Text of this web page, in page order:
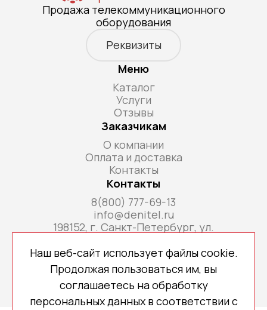
Продажа телекоммуникационного
оборудования
Реквизиты
Меню
Каталог
Услуги
Отзывы
Заказчикам
О компании
Оплата и доставка
Контакты
Контакты
8(800) 777-69-13
info@denitel.ru
198152, г. Санкт-Петербург, ул.
Н, ком. офис 213А
Наш веб-сайт использует файлы cookie.
Продолжая пользоваться им, вы
соглашаетесь на обработку
персональных данных в соответствии с